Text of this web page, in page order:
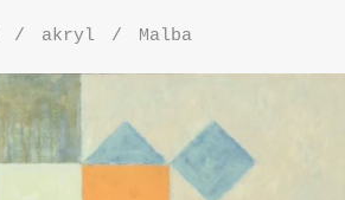
akryl Malba